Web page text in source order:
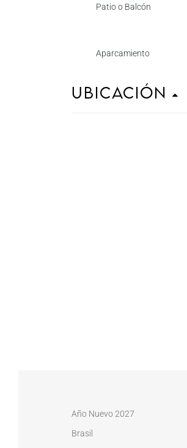
Patio o Balcón
Aparcamiento
Ubicación
Año Nuevo 2027
Brasil